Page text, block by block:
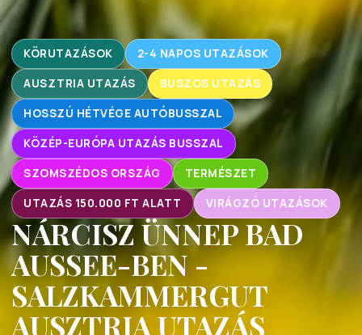
KÖRUTAZÁSOK 2-4 NAPOS UTAZÁSOK
AUSZTRIA UTAZÁS BUSZOS UTAZÁS
HOSSZÚ HÉTVÉGE AUTÓBUSSZAL
KÖZÉP-EURÓPA UTAZÁS BUSSZAL
SZOMSZÉDOS ORSZÁG TERMÉSZET
UTAZÁS 150.000 FT ALATT VIRÁGZÓ UTAZÁSOK
NÁRCISZ ÜNNEP BAD
AUSSEE-BEN -
SALZKAMMERGUT
AUSZTRIA UTAZÁS